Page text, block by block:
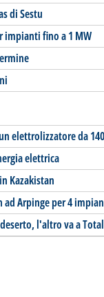
di Sestu
impianti fino a 1 MW
elettrolizzatore da
elettrica
Kazakistan
ad Arpinge per 4
l'altro va a Total